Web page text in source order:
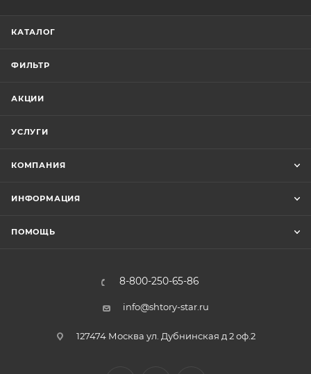
КАТАЛОГ
ФИЛЬТР
АКЦИИ
УСЛУГИ
КОМПАНИЯ
ИНФОРМАЦИЯ
ПОМОЩЬ
8-800-250-65-86
info@shtory-star.ru
127474 Москва ул. Дубнинская д 2 оф.2